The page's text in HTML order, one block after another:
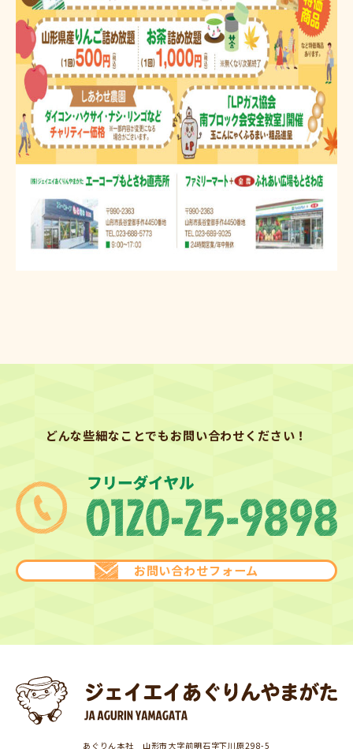
どんな些細なことでもお問い合わせください！
お問い合わせフォーム
あぐりん本社 山形市大字前明石字下川原298-5